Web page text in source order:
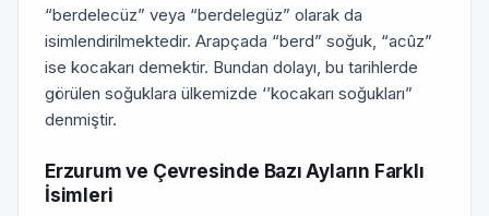
“berdelecüz” veya “berdelegüz” olarak da
isimlendirilmektedir. Arapçada “berd” soğuk, “acûz”
ise kocakarı demektir. Bundan dolayı, bu tarihlerde
görülen soğuklara ülkemizde ‘’kocakarı soğukları”
denmiştir.
Erzurum ve Çevresinde Bazı Ayların Farklı
İsimleri